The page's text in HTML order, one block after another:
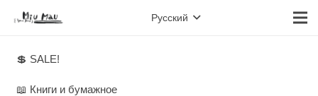
Русский
💲 SALE!
📖 Книги и бумажное